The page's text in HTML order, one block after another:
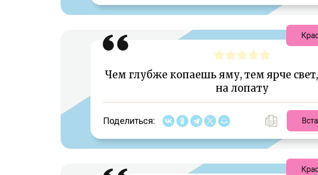
Чем глубже копаешь яму, тем ярче
на лопату
Поделиться: